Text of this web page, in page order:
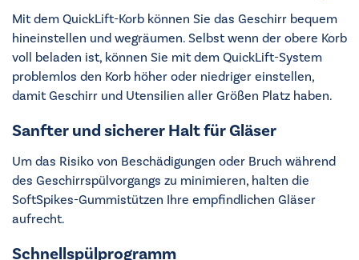
Mit dem QuickLift-Korb können Sie das Geschirr bequem
hineinstellen und wegräumen. Selbst wenn der obere Korb
voll beladen ist, können Sie mit dem QuickLift-System
problemlos den Korb höher oder niedriger einstellen,
damit Geschirr und Utensilien aller Größen Platz haben.
Sanfter und sicherer Halt für Gläser
Um das Risiko von Beschädigungen oder Bruch während
des Geschirrspülvorgangs zu minimieren, halten die
SoftSpikes-Gummistützen Ihre empfindlichen Gläser
aufrecht.
Schnellspülprogramm